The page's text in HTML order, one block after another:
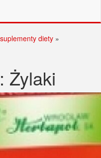
diety »
Żylaki